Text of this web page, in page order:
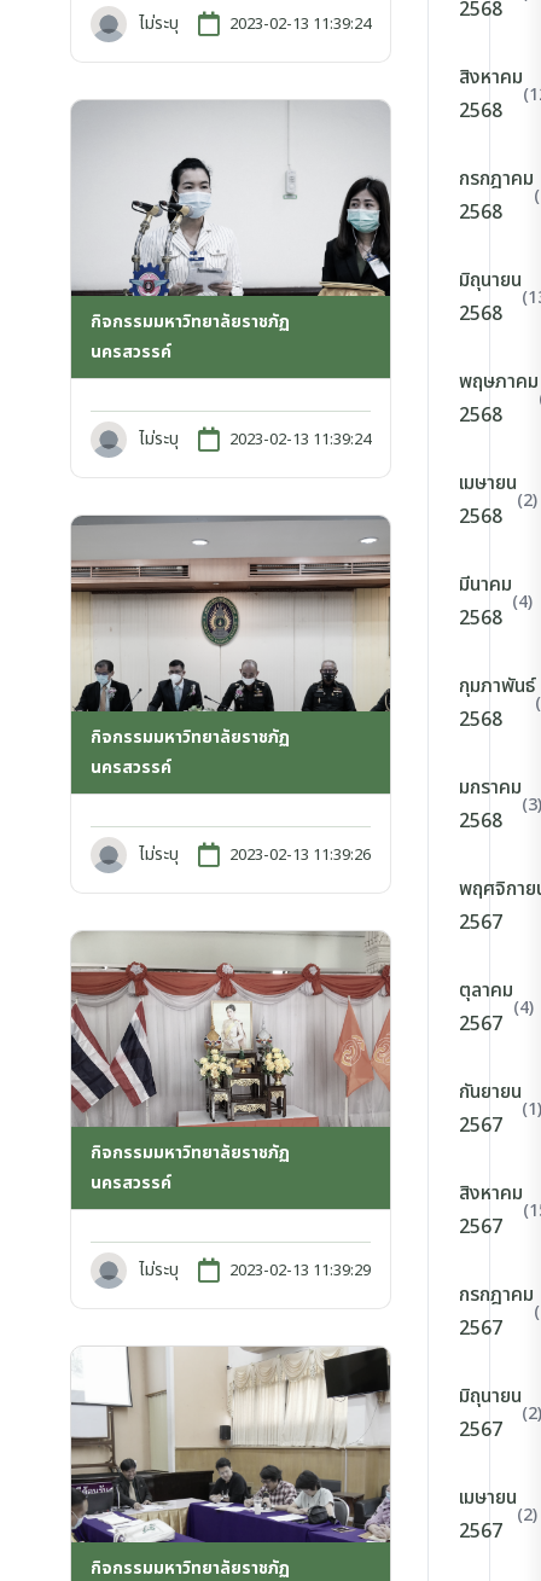
ไม่ระบุ 2023-02-13 11:39:24
กิจกรรมมหาวิทยาลัยราชภัฏ
นครสวรรค์
ไม่ระบุ 2023-02-13 11:39:24
กิจกรรมมหาวิทยาลัยราชภัฏ
นครสวรรค์
ไม่ระบุ 2023-02-13 11:39:26
กิจกรรมมหาวิทยาลัยราชภัฏ
นครสวรรค์
ไม่ระบุ 2023-02-13 11:39:29
กิจกรรมมหาวิทยาลัยราชภัฏ
2568
สิงหาคม
2568
กรกฎาคม
2568
มิถุนายน
2568
พฤษภาคม
2568
เมษายน
2568
(2)
มีนาคม
2568
(4)
กุมภาพันธ์
2568
มกราคม
2568
(3)
พฤศจิกาย
2567
ตุลาคม
2567
(4)
กันยายน
2567
(1)
สิงหาคม
2567
กรกฎาคม
2567
มิถุนายน
2567
(2)
เมษายน
2567
(2)